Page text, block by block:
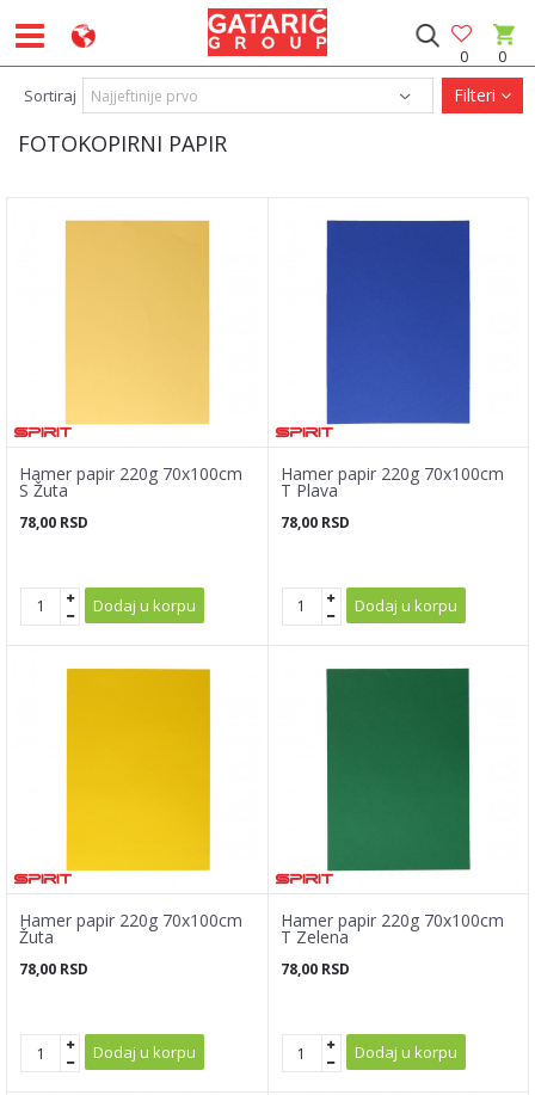
0
0
FOTOKOPIRNI PAPIR
Sortiraj Filteri
Hamer papir 220g 70x100cm
S Žuta
78,00 RSD
Dodaj u korpu
Hamer papir 220g 70x100cm
T Plava
78,00 RSD
Dodaj u korpu
Hamer papir 220g 70x100cm
Žuta
78,00 RSD
Dodaj u korpu
Hamer papir 220g 70x100cm
T Zelena
78,00 RSD
Dodaj u korpu